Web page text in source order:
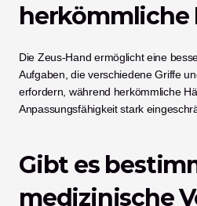
herkömmliche
Die Zeus-Hand ermöglicht eine
Aufgaben, die verschiedene Griffe
erfordern, während herkömmliche
Anpassungsfähigkeit stark
Gibt es
medizinische